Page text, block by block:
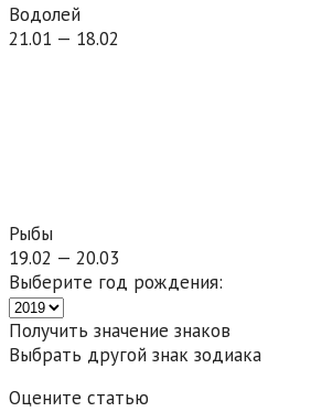
Водолей
21.01 — 18.02
Рыбы
19.02 — 20.03
Выберите год рождения:
Получить значение знаков
Выбрать другой знак зодиака
Оцените статью